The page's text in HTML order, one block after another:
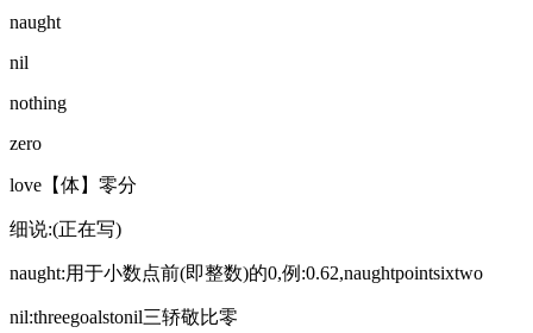
naught
nil
nothing
zero
love【体】零分
细说:(正在写)
naught:用于小数点前(即整数)的0,例:0.62,naughtpointsixtwo
nil:threegoalstonil三轿敬比零